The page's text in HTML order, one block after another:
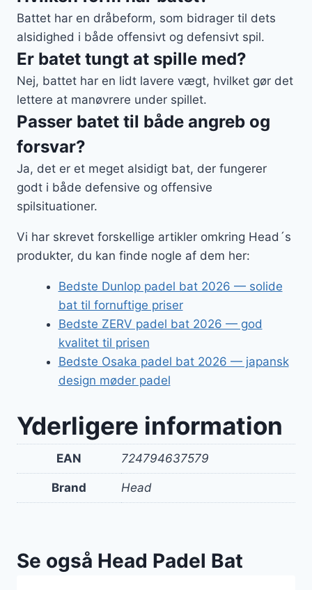
Battet har en dråbeform, som bidrager til dets
alsidighed i både offensivt og defensivt spil.
Er batet tungt at spille med?
Nej, battet har en lidt lavere vægt, hvilket gør det
lettere at manøvrere under spillet.
Passer batet til både angreb og
forsvar?
Ja, det er et meget alsidigt bat, der fungerer
godt i både defensive og offensive
spilsituationer.
Vi har skrevet forskellige artikler omkring Head´s
produkter, du kan finde nogle af dem her:
Bedste Dunlop padel bat 2026 — solide
bat til fornuftige priser
Bedste ZERV padel bat 2026 — god
kvalitet til prisen
Bedste Osaka padel bat 2026 — japansk
design møder padel
Yderligere information
EAN 724794637579
Brand Head
Se også Head Padel Bat